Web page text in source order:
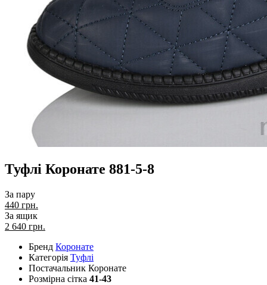
Туфлі Коронате 881-5-8
За пару
440 грн.
За ящик
2 640 грн.
Бренд Коронате
Категорія Туфлі
Постачальник Коронате
Розмірна сітка 41-43